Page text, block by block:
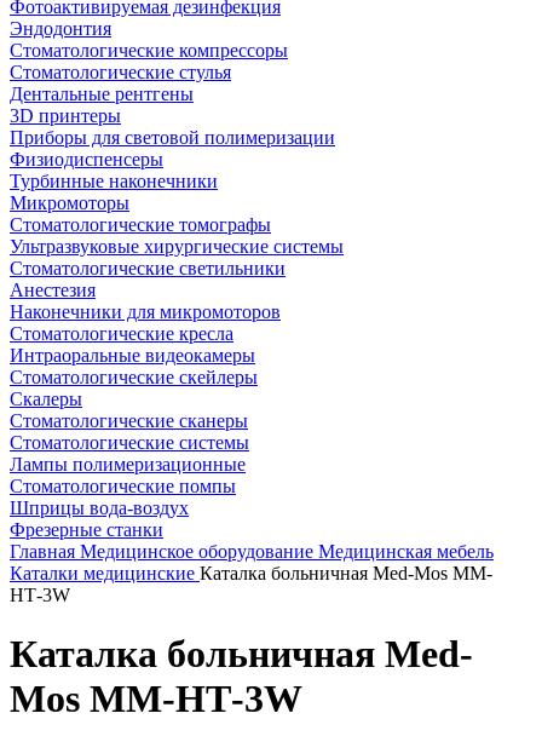
Фотоактивируемая дезинфекция
Эндодонтия
Стоматологические компрессоры
Стоматологические стулья
Дентальные рентгены
3D принтеры
Приборы для световой полимеризации
Физиодиспенсеры
Турбинные наконечники
Микромоторы
Стоматологические томографы
Ультразвуковые хирургические системы
Стоматологические светильники
Анестезия
Наконечники для микромоторов
Стоматологические кресла
Интраоральные видеокамеры
Стоматологические скейлеры
Скалеры
Стоматологические сканеры
Стоматологические системы
Лампы полимеризационные
Стоматологические помпы
Шприцы вода-воздух
Фрезерные станки
Главная Медицинское оборудование Медицинская мебель
Каталки медицинские Каталка больничная Med-Mos ММ-
НТ-3W
Каталка больничная Med-
Mos ММ-НТ-3W